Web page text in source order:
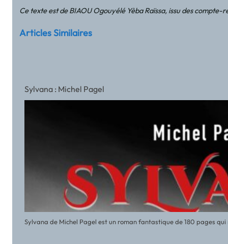
Ce texte est de BIAOU Ogouyélé Yèba Raïssa, issu des
Articles Similaires
Sylvana : Michel Pagel
Sylvana de Michel Pagel est un roman fantastique de 180 pages